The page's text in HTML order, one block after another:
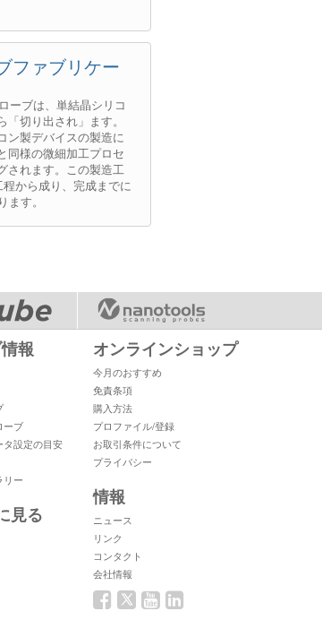
ファブリケー
ーブは、単結晶シリコ
「切り出され」ます。
ン製デバイスの製造に
同様の微細加工プロセ
されます。この製造工
から成り、完成までに
ます。
報
ーブ
タ設定の目安
リー
見る
オンラインショップ
今月のおすすめ
免責条項
購入方法
プロファイル/登録
お取引条件について
プライバシー
情報
ニュース
リンク
コンタクト
会社情報